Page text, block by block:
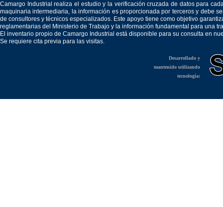
Camargo Industrial realiza el estudio y la verificación cruzada de datos para
maquinaria intermediaria, la información es proporcionada por terceros y debe
de consultores y técnicos especializados. Este apoyo tiene como objetivo
reglamentarias del Ministerio de Trabajo y la información fundamental para una
El inventario propio de Camargo Industrial está disponible para su consulta en
Se requiere cita previa para las visitas.
Desarrollado y
mantenido utilizando
tecnología: